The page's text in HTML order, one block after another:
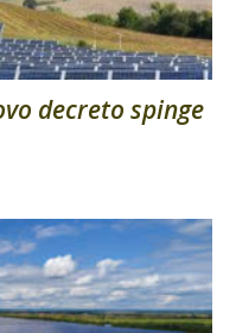
decreto spinge